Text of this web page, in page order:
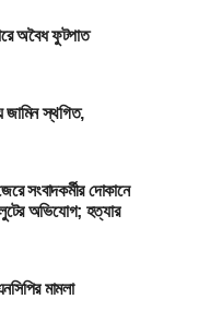
অবৈধ ফুটপাত
জামিন স্থগিত,
সংবাদকর্মীর দোকানে
অভিযোগ; হত্যার
মামলা